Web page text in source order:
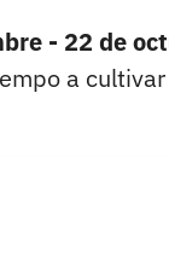
- 22 de
a